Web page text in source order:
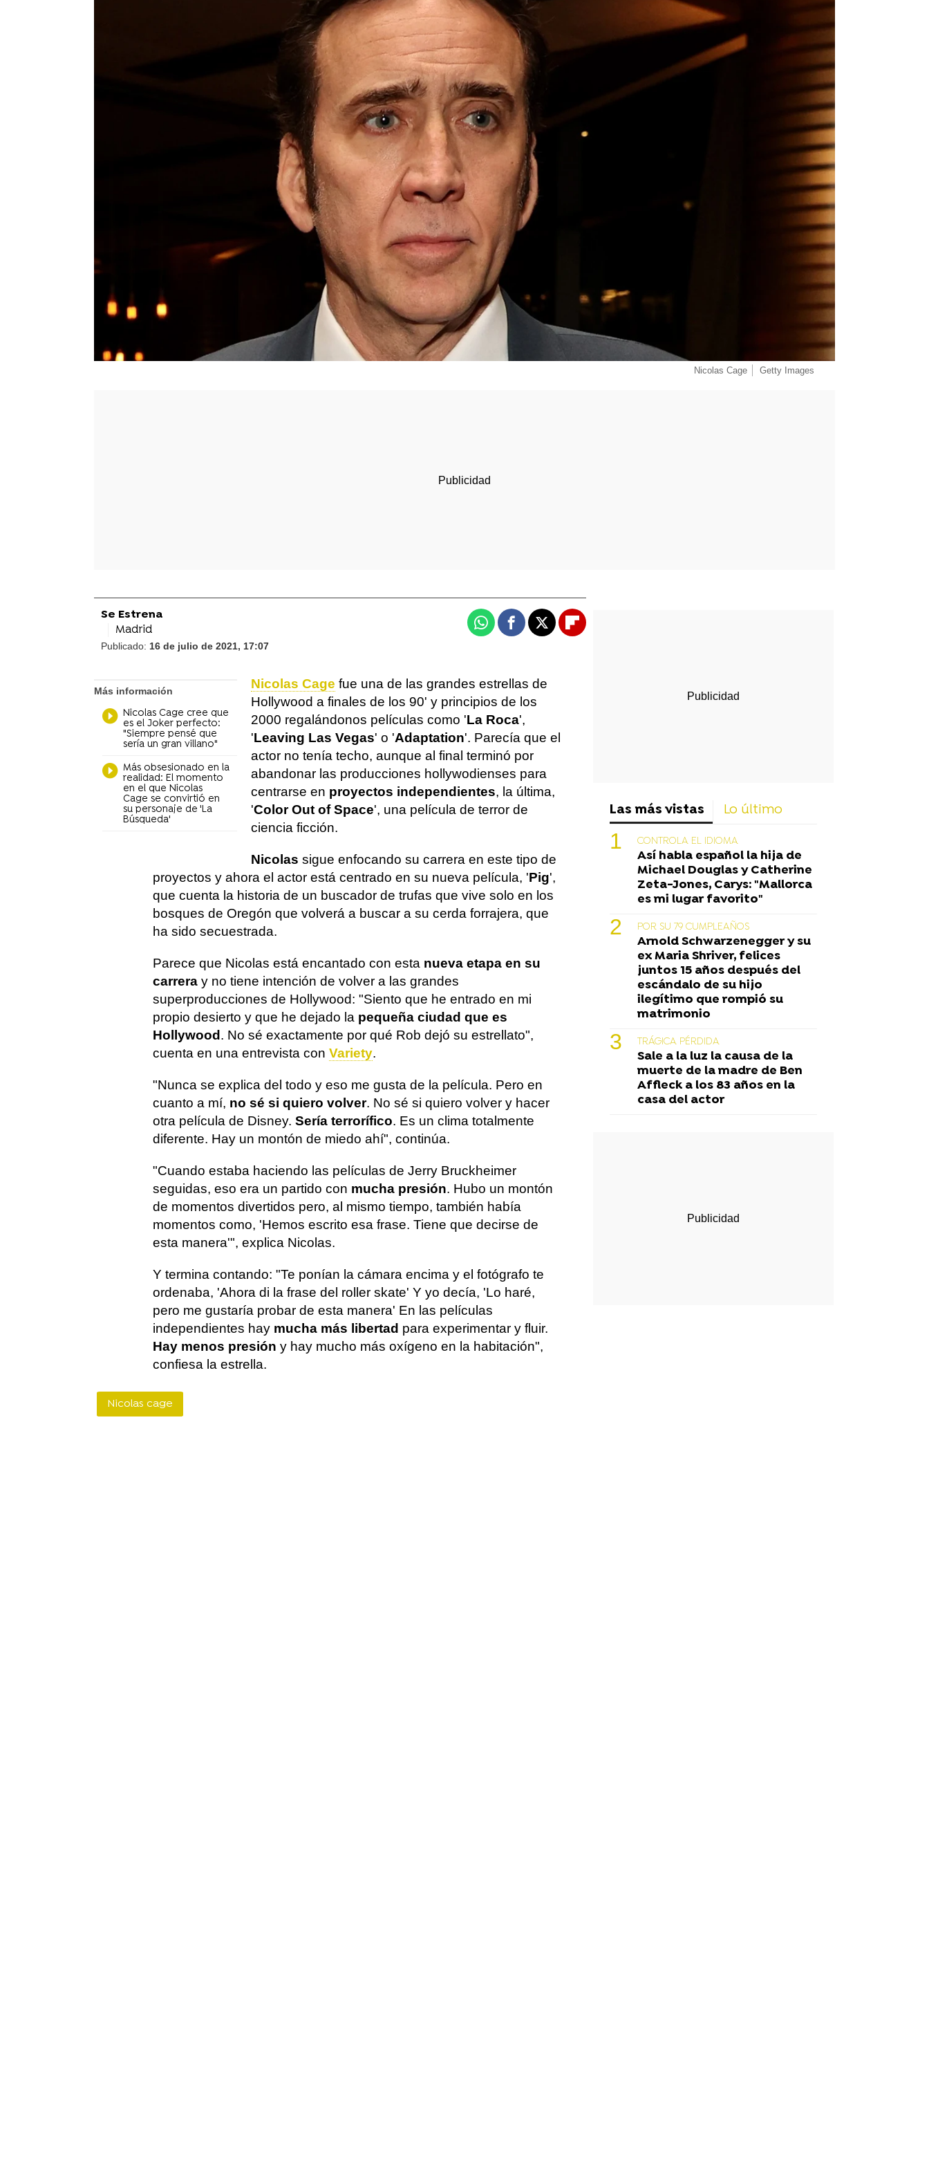
Nicolas Cage Getty Images
Se Estrena
Madrid
Publicado: 16 de julio de 2021, 17:07
WhatsappFacebook
X Flipboard
Más información
Nicolas Cage cree que
es el Joker perfecto:
"Siempre pensé que
sería un gran villano"
Más obsesionado en la
realidad: El momento
en el que Nicolas
Cage se convirtió en
su personaje de 'La
Búsqueda'
Nicolas Cage fue una de las grandes estrellas de
Hollywood a finales de los 90' y principios de los
2000 regalándonos películas como 'La Roca',
'Leaving Las Vegas' o 'Adaptation'. Parecía que el
actor no tenía techo, aunque al final terminó por
abandonar las producciones hollywodienses para
centrarse en proyectos independientes, la última,
'Color Out of Space', una película de terror de
ciencia ficción.
Nicolas sigue enfocando su carrera en este tipo de
proyectos y ahora el actor está centrado en su nueva película, 'Pig',
que cuenta la historia de un buscador de trufas que vive solo en los
bosques de Oregón que volverá a buscar a su cerda forrajera, que
ha sido secuestrada.
Parece que Nicolas está encantado con esta nueva etapa en su
carrera y no tiene intención de volver a las grandes
superproducciones de Hollywood: "Siento que he entrado en mi
propio desierto y que he dejado la pequeña ciudad que es
Hollywood . No sé exactamente por qué Rob dejó su estrellato",
cuenta en una entrevista con Variety.
"Nunca se explica del todo y eso me gusta de la película. Pero en
cuanto a mí, no sé si quiero volver. No sé si quiero volver y hacer
otra película de Disney. Sería terrorífico. Es un clima totalmente
diferente. Hay un montón de miedo ahí", continúa.
"Cuando estaba haciendo las películas de Jerry Bruckheimer
seguidas, eso era un partido con mucha presión. Hubo un montón
de momentos divertidos pero, al mismo tiempo, también había
momentos como, 'Hemos escrito esa frase. Tiene que decirse de
esta manera'", explica Nicolas.
Y termina contando: "Te ponían la cámara encima y el fotógrafo te
ordenaba, 'Ahora di la frase del roller skate' Y yo decía, 'Lo haré,
pero me gustaría probar de esta manera' En las películas
independientes hay mucha más libertad para experimentar y fluir.
Hay menos presión y hay mucho más oxígeno en la habitación",
confiesa la estrella.
Nicolas cage
Las más vistas Lo último
CONTROLA EL IDIOMA
Así habla español la hija de
Michael Douglas y Catherine
Zeta-Jones, Carys: "Mallorca
es mi lugar favorito"
POR SU 79 CUMPLEAÑOS
Arnold Schwarzenegger y su
ex Maria Shriver, felices
juntos 15 años después del
escándalo de su hijo
ilegítimo que rompió su
matrimonio
TRÁGICA PÉRDIDA
Sale a la luz la causa de la
muerte de la madre de Ben
Affleck a los 83 años en la
casa del actor